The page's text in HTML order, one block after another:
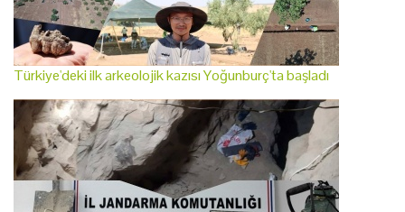
Türkiye'deki ilk arkeolojik kazısı Yoğunburç'ta başladı